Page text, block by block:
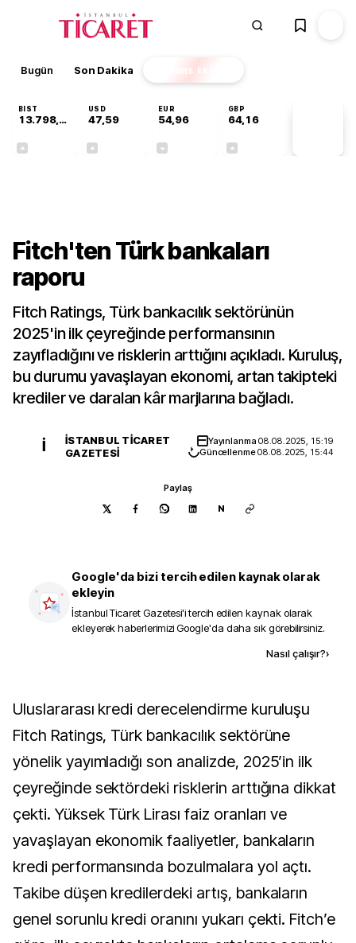
Bugün Son Dakika Finans EKSTRA
BIST
13.798,82
USD
47,59
EUR
54,96
GBP
64,16
Fitch'ten Türk bankaları
raporu
Fitch Ratings, Türk bankacılık sektörünün
2025'in ilk çeyreğinde performansının
zayıfladığını ve risklerin arttığını açıkladı. Kuruluş,
bu durumu yavaşlayan ekonomi, artan takipteki
krediler ve daralan kâr marjlarına bağladı.
İ
İSTANBUL TICARET
GAZETESI
Yayınlanma08.08.2025, 15:19
Güncellenme08.08.2025, 15:44
Paylaş
N
Google'da bizi tercih edilen kaynak olarak
ekleyin
İstanbul Ticaret Gazetesi'i tercih edilen kaynak olarak
ekleyerek haberlerimizi Google'da daha sık görebilirsiniz.
Nasıl çalışır?›
Uluslararası kredi derecelendirme kuruluşu
Fitch Ratings, Türk bankacılık sektörüne
yönelik yayımladığı son analizde, 2025’in ilk
çeyreğinde sektördeki risklerin arttığına dikkat
çekti. Yüksek Türk Lirası faiz oranları ve
yavaşlayan ekonomik faaliyetler, bankaların
kredi performansında bozulmalara yol açtı.
Takibe düşen kredilerdeki artış, bankaların
genel sorunlu kredi oranını yukarı çekti. Fitch’e